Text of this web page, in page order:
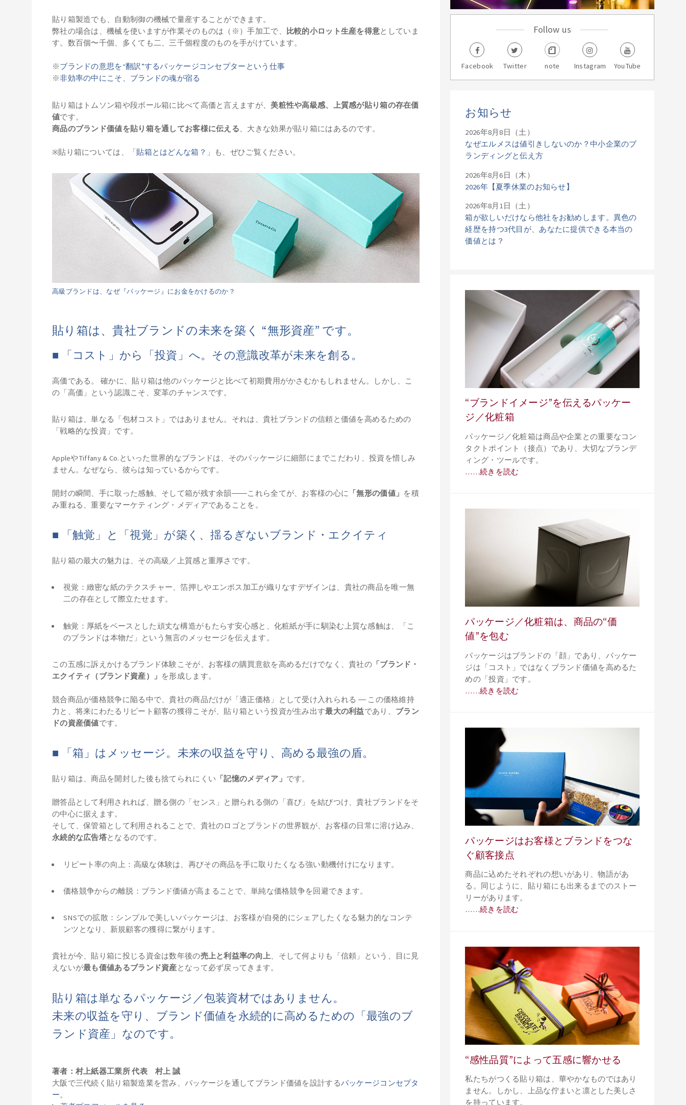
貼り箱製造でも、自動制御の機械で量産することができます。
弊社の場合は、機械を使いますが作業そのものは（※）手加工で、
比較的小ロット生産を得意としていま
す。数百個〜千個、多くても二、三千個程度のものを手がけています。
※ブランドの意思を“翻訳”するパッケージコンセプターという仕事
※非効率の中にこそ、ブランドの魂が宿る
貼り箱はトムソン箱や段ボール箱に比べて高価と言えますが、 美粧性や高級感、上質感が貼り箱の存在価
値です。
商品のブランド価値を貼り箱を通してお客様に伝える、大きな効果が貼り箱にはあるのです。
※貼り箱については、「貼箱とはどんな箱？ 」も、ぜひご覧ください。
高級ブランドは、なぜ『パッケージ』にお金をかけるのか？
貼り箱は、貴社ブランドの未来を築く “無形資産” です。
■ 「コスト」から「投資」へ。その意識改革が未来を創る。
高価である。 確かに、貼り箱は他のパッケージと比べて初期費用がかさむかもしれません。しかし、こ
の「高価」という認識こそ、変革のチャンスです。
貼り箱は、単なる「包材コスト」ではありません。それは、貴社ブランドの信頼と価値を高めるための
「戦略的な投資」です。
AppleやTiffany & Co.といった世界的なブランドは、そのパッケージに細部にまでこだわり、投資を惜しみ
ません。なぜなら、彼らは知っているからです。
開封の瞬間、手に取った感触、そして箱が残す余韻――これら全てが、お客様の心に 「無形の価値」 を積
み重ねる、重要なマーケティング・メディアであることを。
■ 「触覚」と「視覚」が築く、揺るぎないブランド・エクイティ
貼り箱の最大の魅力は、その高級／上質感と重厚さです。
視覚：緻密な紙のテクスチャー、箔押しやエンボス加工が織りなすデザインは、貴社の商品を唯一無
二の存在として際立たせます。
触覚：厚紙をベースとした頑丈な構造がもたらす安心感と、化粧紙が手に馴染む上質な感触は、「こ
のブランドは本物だ」という無言のメッセージを伝えます。
この五感に訴えかけるブランド体験こそが、お客様の購買意欲を高めるだけでなく、貴社の 「ブランド・
エクイティ（ブランド資産）」 を形成します。
競合商品が価格競争に陥る中で、貴社の商品だけが「適正価格」として受け入れられる ― この価格維持
力と、将来にわたるリピート顧客の獲得こそが、貼り箱という投資が生み出す最大の利益であり、 ブラン
ドの資産価値です。
■ 「箱」はメッセージ。未来の収益を守り、高める最強の盾。
貼り箱は、商品を開封した後も捨てられにくい 「記憶のメディア」 です。
贈答品として利用されれば、贈る側の「センス」と贈られる側の「喜び」を結びつけ、貴社ブランドをそ
の中心に据えます。
そして、保管箱として利用されることで、貴社のロゴとブランドの世界観が、お客様の日常に溶け込み、
永続的な広告塔となるのです。
リピート率の向上：高級な体験は、再びその商品を手に取りたくなる強い動機付けになります。
価格競争からの離脱：ブランド価値が高まることで、単純な価格競争を回避できます。
SNSでの拡散：シンプルで美しいパッケージは、お客様が自発的にシェアしたくなる魅力的なコンテ
ンツとなり、新規顧客の獲得に繋がります。
貴社が今、貼り箱に投じる資金は数年後の売上と利益率の向上、そして何よりも「信頼」という、目に見
えないが最も価値あるブランド資産となって必ず戻ってきます。
貼り箱は単なるパッケージ／包装資材ではありません。
未来の収益を守り、ブランド価値を永続的に高めるための「最強のブ
ランド資産」なのです。
著者：村上紙器工業所 代表 村上 誠
大阪で三代続く貼り箱製造業を営み、パッケージを通してブランド価値を設計するパッケージコンセプタ
ー。
Follow us
Facebook Twitter note Instagram YouTube
お知らせ
なぜエルメスは値引きしないのか？中小企業のブ
ランディングと伝え方
2026年8月8日（土）
2026年【夏季休業のお知らせ】
2026年8月6日（木）
箱が欲しいだけなら他社をお勧めします。異色の
経歴を持つ3代目が、あなたに提供できる本当の
価値とは？
2026年8月1日（土）
“ブランドイメージ”を伝えるパッケー
ジ／化粧箱
パッケージ／化粧箱は商品や企業との重要なコン
タクトポイント（接点）であり、大切なブランデ
ィング・ツールです。
……続きを読む
パッケージ／化粧箱は、商品の“価
値”を包む
パッケージはブランドの「顔」であり、パッケー
ジは「コスト」ではなくブランド価値を高めるた
めの「投資」です。
……続きを読む
パッケージはお客様とブランドをつな
ぐ顧客接点
商品に込めたそれぞれの想いがあり、物語があ
る。同じように、貼り箱にも出来るまでのストー
リーがあります。
……続きを読む
“感性品質”によって五感に響かせる
私たちがつくる貼り箱は、華やかなものではあり
ません。しかし、上品な佇まいと凛とした美しさ
を持っています。